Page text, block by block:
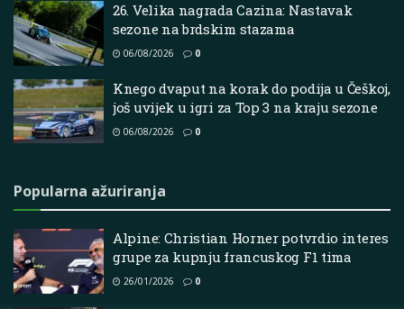
26. Velika nagrada Cazina: Nastavak
sezone na brdskim stazama
06/08/2026 0
Knego dvaput na korak do podija u Češkoj,
još uvijek u igri za Top 3 na kraju sezone
06/08/2026 0
Popularna ažuriranja
Alpine: Christian Horner potvrdio interes
grupe za kupnju francuskog F1 tima
26/01/2026 0